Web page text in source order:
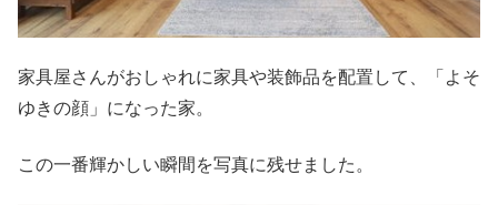
家具屋さんがおしゃれに家具や装飾品を配置して、「よそ
ゆきの顔」になった家。
この一番輝かしい瞬間を写真に残せました。